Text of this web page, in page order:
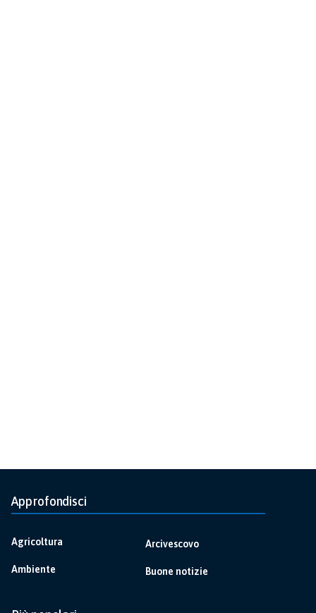
Approfondisci
Agricoltura
Ambiente
Arcivescovo
Buone notizie